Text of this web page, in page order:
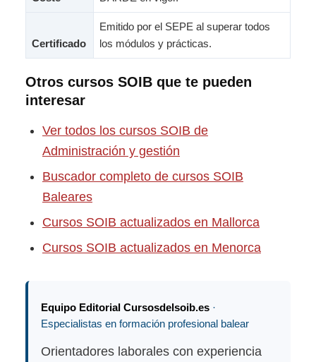
Certificado
Emitido por el SEPE al superar todos
los módulos y prácticas.
Otros cursos SOIB que te pueden
interesar
Ver todos los cursos SOIB de
Administración y gestión
Buscador completo de cursos SOIB
Baleares
Cursos SOIB actualizados en Mallorca
Cursos SOIB actualizados en Menorca
Equipo Editorial Cursosdelsoib.es·
Especialistas en formación profesional balear
Orientadores laborales con experiencia